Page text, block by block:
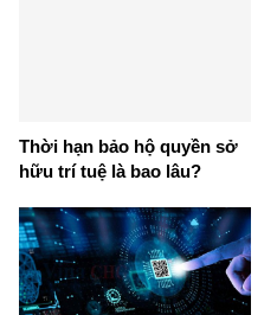
Thời hạn bảo hộ quyền sở
hữu trí tuệ là bao lâu?